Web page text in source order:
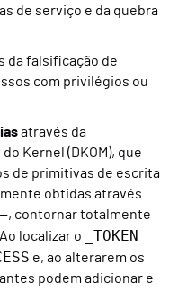
de serviço e da quebra
da falsificação de
com privilégios ou
através da
Kernel (DKOM), que
de primitivas de escrita
obtidas através
contornar totalmente
localizar o
_TOKEN
e, ao alterarem os
podem adicionar e